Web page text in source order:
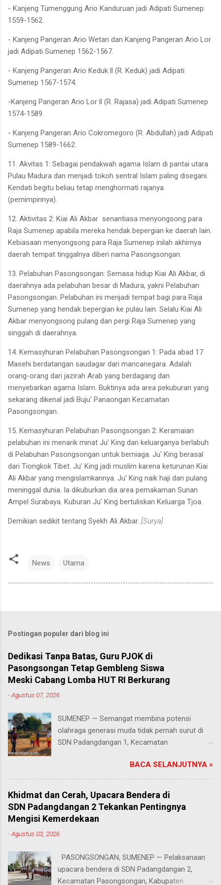
- Kanjeng Tumenggung Ario Kanduruan jadi Adipati Sumenep:
1559-1562.
- Kanjeng Pangeran Ario Wetan dan Kanjeng Pangeran Ario Lor
jadi Adipati Sumenep 1562-1567.
- Kanjeng Pangeran Ario Keduk ll (R. Keduk) jadi Adipati
Sumenep 1567-1574.
-Kanjeng Pangeran Ario Lor ll (R. Rajasa) jadi Adipati Sumenep
1574-1589.
- Kanjeng Pangeran Ario Cokromegoro (R. Abdullah) jadi Adipati
Sumenep 1589-1662.
11. Akvitas 1: Sebagai pendakwah agama Islam di pantai utara
Pulau Madura dan menjadi tokoh sentral Islam paling disegani.
Kendati begitu beliau tetap menghormati rajanya
(pemimpinnya).
12. Aktivitas 2: Kiai Ali Akbar senantiasa menyongsong para
Raja Sumenep apabila mereka hendak bepergian ke daerah lain.
Kebiasaan menyongsong para Raja Sumenep inilah akhirnya
daerah tempat tinggalnya diberi nama Pasongsongan.
13. Pelabuhan Pasongsongan: Semasa hidup Kiai Ali Akbar, di
daerahnya ada pelabuhan besar di Madura, yakni Pelabuhan
Pasongsongan. Pelabuhan ini menjadi tempat bagi para Raja
Sumenep yang hendak bepergian ke pulau lain. Selalu Kiai Ali
Akbar menyongsong pulang dan pergi Raja Sumenep yang
singgah di daerahnya.
14. Kemasyhuran Pelabuhan Pasongsongan 1: Pada abad 17
Masehi berdatangan saudagar dari mancanegara. Adalah
orang-orang dari jazirah Arab yang berdagang dan
menyebarkan agama Islam. Buktinya ada area pekuburan yang
sekarang dikenal jadi Buju' Panaongan Kecamatan
Pasongsongan.
15. Kemasyhuran Pelabuhan Pasongsongan 2: Keramaian
pelabuhan ini menarik minat Ju' King dan keluarganya berlabuh
di Pelabuhan Pasongsongan untuk berniaga. Ju' King berasal
dari Tiongkok Tibet. Ju' King jadi muslim karena keturunan Kiai
Ali Akbar yang mengislamkannya. Ju' King naik haji dan pulang
meninggal dunia. Ia dikuburkan dia area pemakaman Sunan
Ampel Surabaya. Kuburan Ju' King bertuliskan Keluarga Tjoa.
Demikian sedikit tentang Syekh Ali Akbar. [Surya]
News Utama
Postingan populer dari blog ini
Dedikasi Tanpa Batas, Guru PJOK di
Pasongsongan Tetap Gembleng Siswa
Meski Cabang Lomba HUT RI Berkurang
-Agustus 07, 2026
SUMENEP — Semangat membina potensi
olahraga generasi muda tidak pernah surut di
SDN Padangdangan 1, Kecamatan
(5/8/2026) Meski beberapa cabang olahraga
tidak masuk dalam daftar kompetisi perayaan
Hari Ulang Tahun (HUT) Kemerdekaan Republik
Indonesia tahun ini, proses latihan bagi para
siswa tetap berjalan penuh antusias. Risqon
Olahraga, dan Kesehatan (PJOK) di sekolah
melatih anak-anak didiknya. Salah satu cabang
yang absen pada perayaan tahun ini adalah
BACA SELANJUTNYA »
Khidmat dan Cerah, Upacara Bendera di
SDN Padangdangan 2 Tekankan Pentingnya
Mengisi Kemerdekaan
-Agustus 03, 2026
PASONGSONGAN, SUMENEP — Pelaksanaan
upacara bendera di SDN Padangdangan 2,
Kecamatan Pasongsongan, Kabupaten